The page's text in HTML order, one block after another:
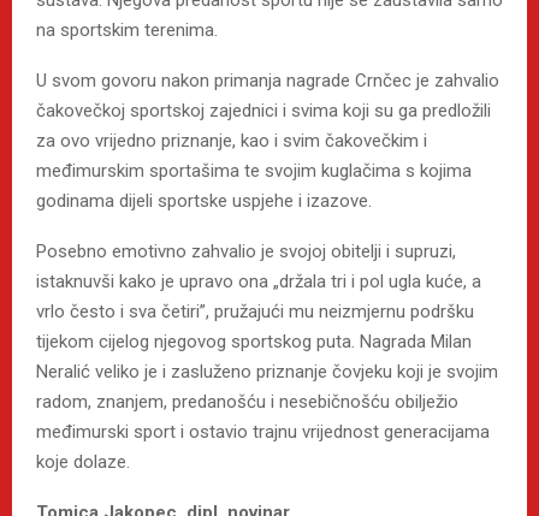
na sportskim terenima.
U svom govoru nakon primanja nagrade Crnčec je zahvalio
čakovečkoj sportskoj zajednici i svima koji su ga predložili
za ovo vrijedno priznanje, kao i svim čakovečkim i
međimurskim sportašima te svojim kuglačima s kojima
godinama dijeli sportske uspjehe i izazove.
Posebno emotivno zahvalio je svojoj obitelji i supruzi,
istaknuvši kako je upravo ona „držala tri i pol ugla kuće, a
vrlo često i sva četiri”, pružajući mu neizmjernu podršku
tijekom cijelog njegovog sportskog puta. Nagrada Milan
Neralić veliko je i zasluženo priznanje čovjeku koji je svojim
radom, znanjem, predanošću i nesebičnošću obilježio
međimurski sport i ostavio trajnu vrijednost generacijama
koje dolaze.